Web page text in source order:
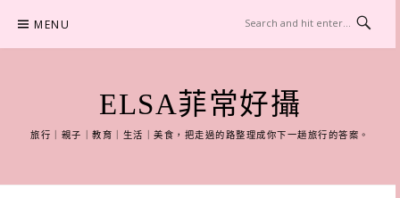
content
MENU
ELSA菲常好攝
旅行｜親子｜教育｜生活｜美食，把走過的路整理成你下一趟旅行的答案。